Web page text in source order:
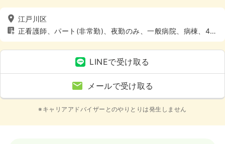
江戸川区
正看護師、パート(非常勤)、夜勤のみ、一般病院、病棟、4週
8休以上
LINEで受け取る
メールで受け取る
※キャリアアドバイザーとのやりとりは発生しません